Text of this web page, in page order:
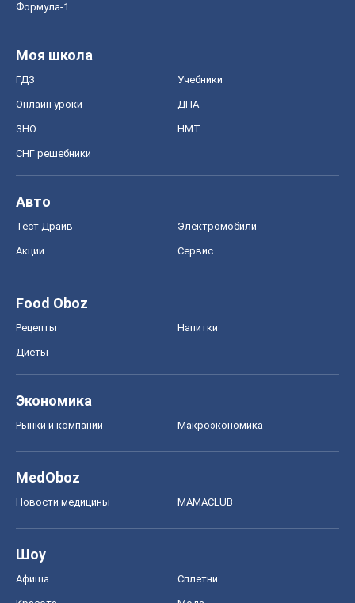
Формула-1
Моя школа
ГДЗ Учебники
Онлайн уроки ДПА
ЗНО НМТ
СНГ решебники
Авто
Тест Драйв Электромобили
Акции Сервис
Food Oboz
Рецепты Напитки
Диеты
Экономика
Рынки и компании Mакроэкономика
MedOboz
Новости медицины MAMACLUB
Шоу
Афиша Сплетни